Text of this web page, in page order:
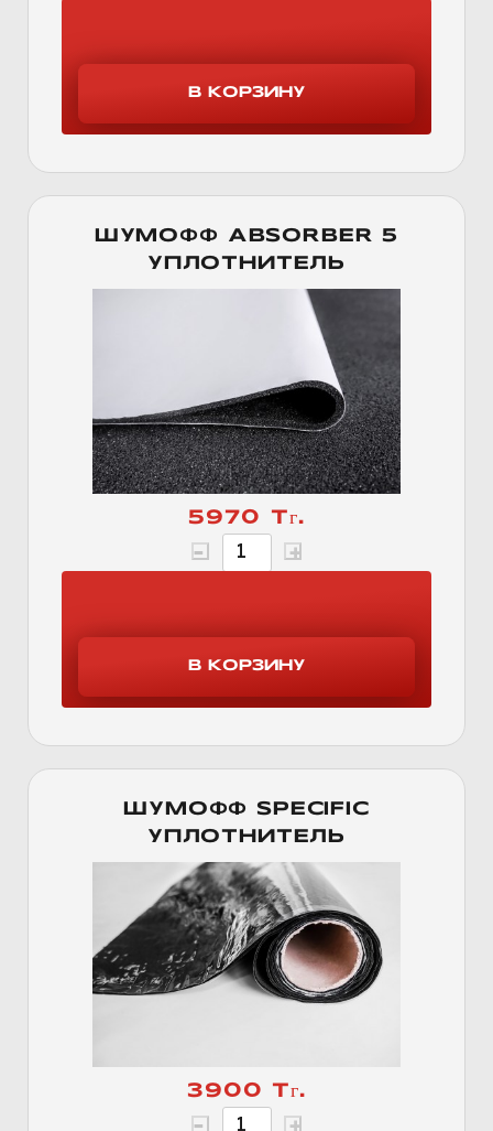
ШУМОФФ ABSORBER 5
УПЛОТНИТЕЛЬ
5970 Тг.
ШУМОФФ SPECIFIC
УПЛОТНИТЕЛЬ
3900 Тг.